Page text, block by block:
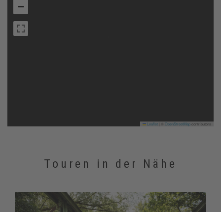
−
Leaflet OpenStreetMapcontributors
Touren in der Nähe